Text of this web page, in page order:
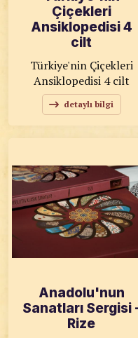
Çiçekleri
Ansiklopedisi 4
cilt
Türkiye'nin Çiçekleri
Ansiklopedisi 4 cilt
detaylı bilgi
Anadolu'nun
Sanatları Sergisi
Rize